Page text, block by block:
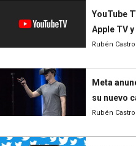
YouTube
Apple TV
Rubén Castro
Meta
su nuevo
Rubén Castro